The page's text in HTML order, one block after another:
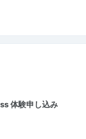
体験申し込み